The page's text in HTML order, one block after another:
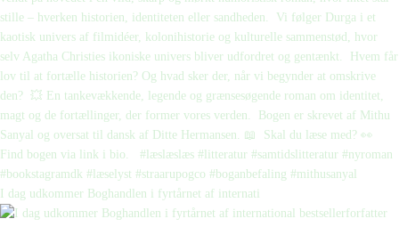
I dag udkommer Boghandlen i fyrtårnet af internati